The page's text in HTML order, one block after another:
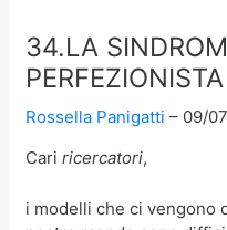
34.LA
PERFEZIONISTA
Rossella Panigatti
09/
Cariricercatori,
i modelli che ci vengono